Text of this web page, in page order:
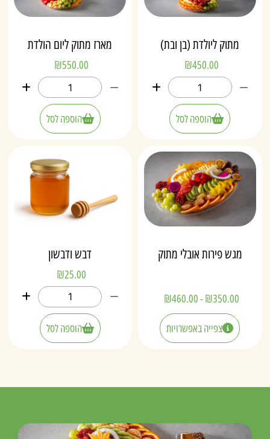
מתוק ליולדת (בן ובת)
₪450.00
הוספה לסל
מארז מתוק ליום הולדת
₪550.00
הוספה לסל
מגש פירות אובלי מתוק
₪350.00
-
₪460.00
צפייה באפשרויות
דבש ודבשון
₪25.00
הוספה לסל